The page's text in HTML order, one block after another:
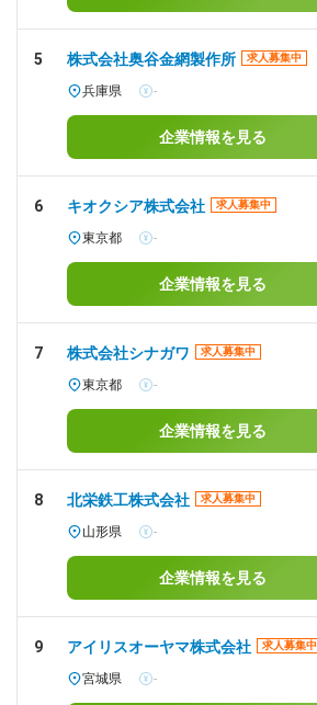
5 株式会社奥谷金網製作所 求人募集中
兵庫県 -
企業情報を見る
6 キオクシア株式会社 求人募集中
東京都 -
企業情報を見る
7 株式会社シナガワ 求人募集中
東京都 -
企業情報を見る
8 北栄鉄工株式会社 求人募集中
山形県 -
企業情報を見る
9 アイリスオーヤマ株式会社 求人募集中
宮城県 -